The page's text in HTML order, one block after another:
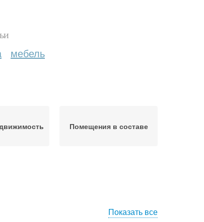
мебель
Помещения в составе
Показать все